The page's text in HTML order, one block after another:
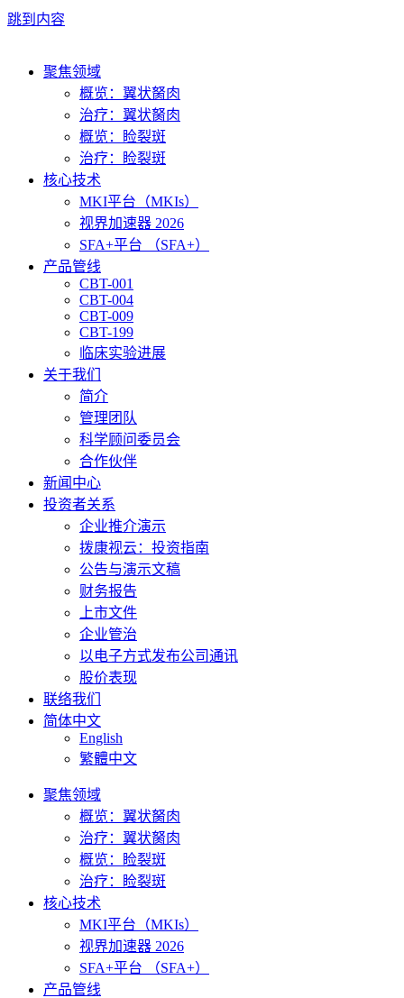
跳到内容
聚焦领域
概览：翼状胬肉
治疗：翼状胬肉
概览：睑裂斑
治疗：睑裂斑
核心技术
MKI平台（MKIs）
视界加速器 2026
SFA+平台 （SFA+）
产品管线
CBT-001
CBT-004
CBT-009
CBT-199
临床实验进展
关于我们
简介
管理团队
科学顾问委员会
合作伙伴
新闻中心
投资者关系
企业推介演示
拨康视云：投资指南
公告与演示文稿
财务报告
上市文件
企业管治
以电子方式发布公司通讯
股价表现
联络我们
简体中文
English
繁體中文
聚焦领域
概览：翼状胬肉
治疗：翼状胬肉
概览：睑裂斑
治疗：睑裂斑
核心技术
MKI平台（MKIs）
视界加速器 2026
SFA+平台 （SFA+）
产品管线